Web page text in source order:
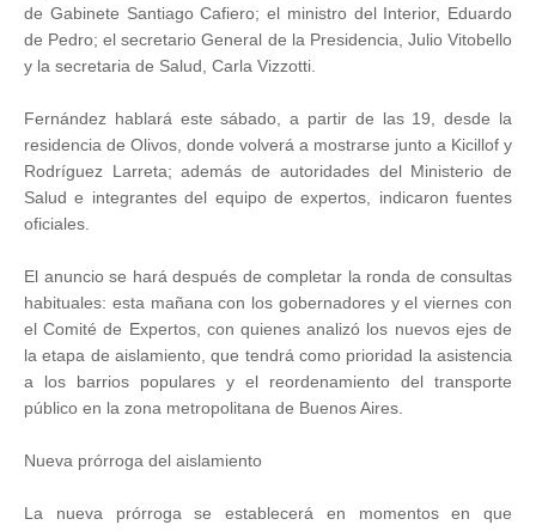
de Gabinete Santiago Cafiero; el ministro del Interior, Eduardo
de Pedro; el secretario General de la Presidencia, Julio Vitobello
y la secretaria de Salud, Carla Vizzotti.
Fernández hablará este sábado, a partir de las 19, desde la
residencia de Olivos, donde volverá a mostrarse junto a Kicillof y
Rodríguez Larreta; además de autoridades del Ministerio de
Salud e integrantes del equipo de expertos, indicaron fuentes
oficiales.
El anuncio se hará después de completar la ronda de consultas
habituales: esta mañana con los gobernadores y el viernes con
el Comité de Expertos, con quienes analizó los nuevos ejes de
la etapa de aislamiento, que tendrá como prioridad la asistencia
a los barrios populares y el reordenamiento del transporte
público en la zona metropolitana de Buenos Aires.
Nueva prórroga del aislamiento
La nueva prórroga se establecerá en momentos en que